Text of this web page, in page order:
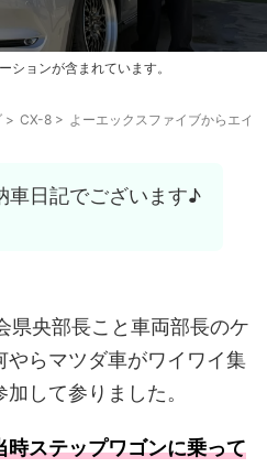
ションが含まれています。
> CX-8 > よーエックスファイブからエイ
車日記でございます♪
県央部長こと車両部長のケ
やらマツダ車がワイワイ集
して参りました。
ステップワゴンに乗って